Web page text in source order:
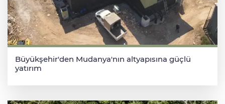
Büyükşehir'den Mudanya'nın altyapısına güçlü
yatırım